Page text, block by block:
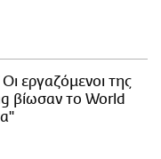
Οι εργαζόμενοι της
βίωσαν το World